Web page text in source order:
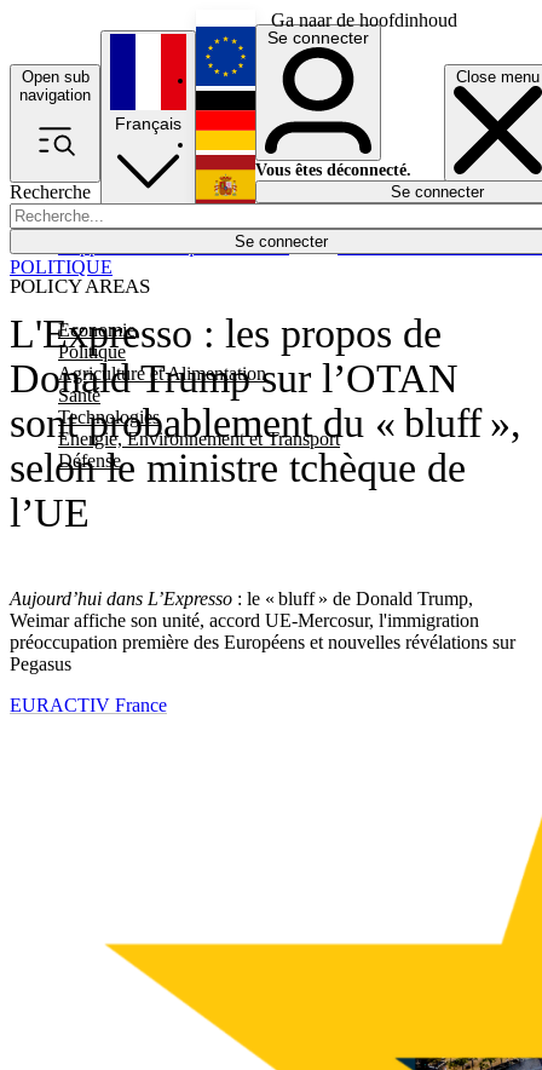
Ga naar de hoofdinhoud
Open sub
navigation
Close menu
Recherche
Se connecter
POLICY AREAS
Economie
Politique
Agriculture et Alimentation
Santé
Technologies
Energie, Environnement et Transport
Défense
Économie
Français
English
Deutsch
Español
Se connecter
Vous êtes déconnecté.
Se connecter
L'Expresso : les propos de
Donald Trump sur l’OTAN
sont probablement du « bluff »,
selon le ministre tchèque de
l’UE
Aujourd’hui dans L’Expresso : le « bluff » de Donald Trump,
Weimar affiche son unité, accord UE-Mercosur, l'immigration
préoccupation première des Européens et nouvelles révélations sur
Pegasus
POLITIQUE
EURACTIV France